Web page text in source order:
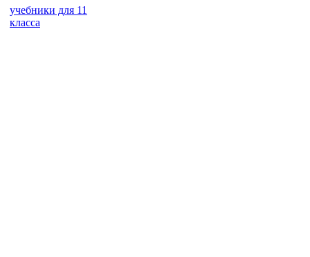
учебники для 11
класса